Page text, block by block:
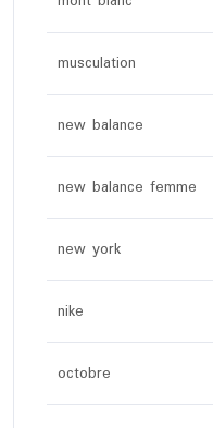
musculation
new balance
new balance femme
new york
nike
octobre